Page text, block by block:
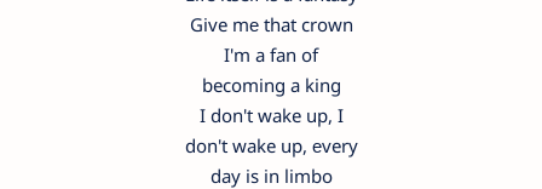
Give mе that crown
I'm a fan of
becoming a king
I don't wake up, I
don't wake up, еvery
day is in limbo